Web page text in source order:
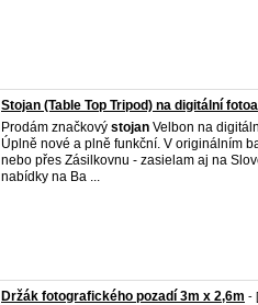
Stojan (Table Top Tripod) na digitální
Prodám značkový stojan Velbon na
Úplně nové a plně funkční. V originálním
nebo přes Zásilkovnu - zasielam aj na
nabídky na Ba ...
Držák fotografického pozadí 3m x 2,6m -